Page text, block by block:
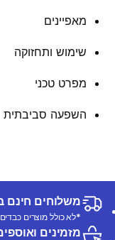
מאפיינים
שימוש ותחזוקה
מפרט טכני
השפעה סביבתית
משלוחים חינם
*לא כולל מוצרים כבדים
מזמינים